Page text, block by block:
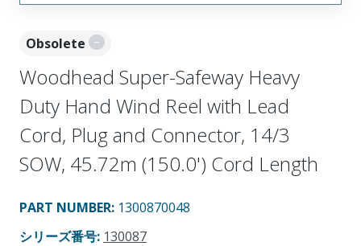
Obsolete
Woodhead Super-Safeway Heavy
Duty Hand Wind Reel with Lead
Cord, Plug and Connector, 14/3
SOW, 45.72m (150.0') Cord Length
PART NUMBER: 1300870048
シリーズ番号: 130087